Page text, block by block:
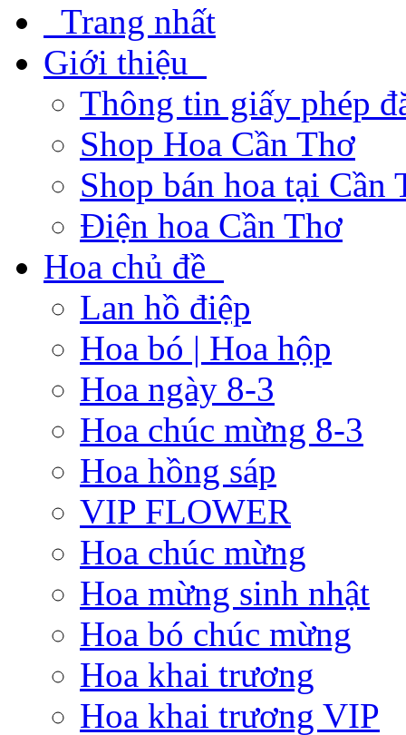
Trang nhất
Giới thiệu
Thông tin giấy phép
Shop Hoa Cần Thơ
Shop bán hoa tại Cần
Điện hoa Cần Thơ
Hoa chủ đề
Lan hồ điệp
Hoa bó | Hoa hộp
Hoa ngày 8-3
Hoa chúc mừng 8-3
Hoa hồng sáp
VIP FLOWER
Hoa chúc mừng
Hoa mừng sinh nhật
Hoa bó chúc mừng
Hoa khai trương
Hoa khai trương VIP